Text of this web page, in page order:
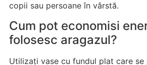
copii sau persoane în vârstă.
Cum pot economisi
folosesc aragazul?
Utilizați vase cu fundul plat care